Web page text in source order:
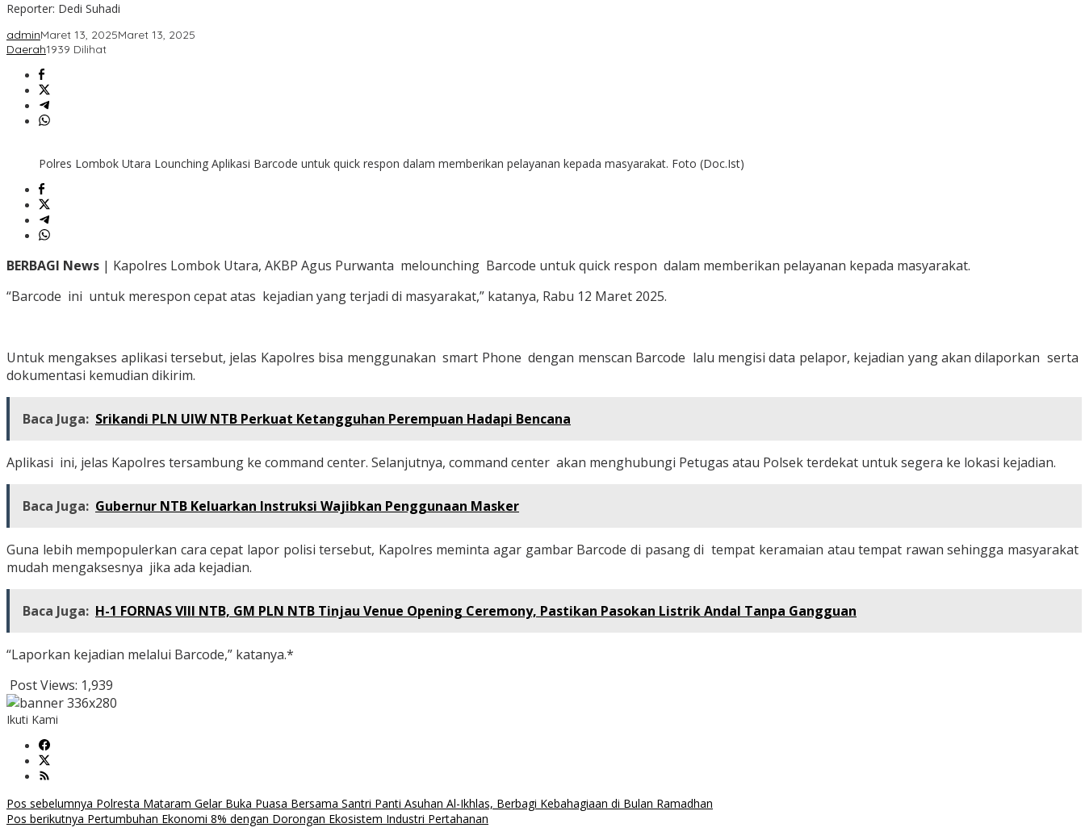
Polisi
Reporter: Dedi Suhadi
adminMaret 13, 2025Maret 13, 2025
Daerah1939 Dilihat
Polres Lombok Utara Lounching Aplikasi Barcode untuk quick respon dalam memberikan pelayanan kepada masyarakat. Foto (Doc.Ist)
BERBAGI News | Kapolres Lombok Utara, AKBP Agus Purwanta melounching Barcode untuk quick respon dalam memberikan pelayanan kepada masyarakat.
“Barcode ini untuk merespon cepat atas kejadian yang terjadi di masyarakat,” katanya, Rabu 12 Maret 2025.
Untuk mengakses aplikasi tersebut, jelas Kapolres bisa menggunakan smart Phone dengan menscan Barcode lalu mengisi data pelapor, kejadian yang akan dilaporkan serta
dokumentasi kemudian dikirim.
Baca Juga: Srikandi PLN UIW NTB Perkuat Ketangguhan Perempuan Hadapi Bencana
Aplikasi ini, jelas Kapolres tersambung ke command center. Selanjutnya, command center akan menghubungi Petugas atau Polsek terdekat untuk segera ke lokasi kejadian.
Baca Juga: Gubernur NTB Keluarkan Instruksi Wajibkan Penggunaan Masker
Guna lebih mempopulerkan cara cepat lapor polisi tersebut, Kapolres meminta agar gambar Barcode di pasang di tempat keramaian atau tempat rawan sehingga masyarakat
mudah mengaksesnya jika ada kejadian.
Baca Juga: H-1 FORNAS VIII NTB, GM PLN NTB Tinjau Venue Opening Ceremony, Pastikan Pasokan Listrik Andal Tanpa Gangguan
“Laporkan kejadian melalui Barcode,” katanya.*
Post Views: 1,939
Ikuti Kami
Navigasi
Pos sebelumnya Polresta Mataram Gelar Buka Puasa Bersama Santri Panti Asuhan Al-Ikhlas, Berbagi Kebahagiaan di Bulan Ramadhan
Pos berikutnya Pertumbuhan Ekonomi 8% dengan Dorongan Ekosistem Industri Pertahanan